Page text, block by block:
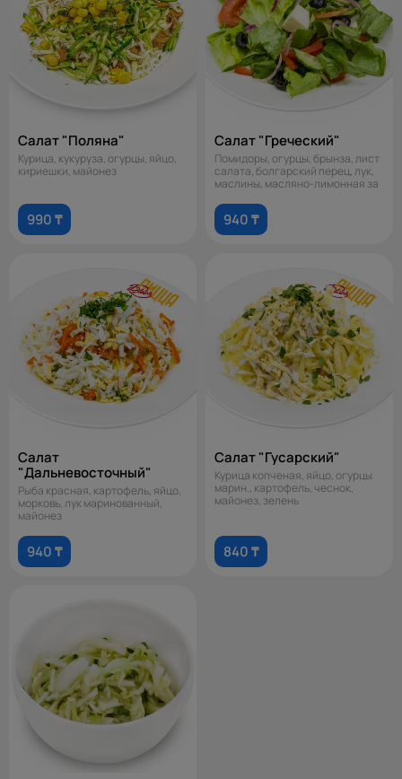
Салат "Поляна"
Курица, кукуруза, огурцы, яйцо,
кириешки, майонез
990 ₸
Салат "Греческий"
Помидоры, огурцы, брынза, лист
салата, болгарский перец, лук,
маслины, масляно-лимонная за
940 ₸
Салат
"Дальневосточный"
Рыба красная, картофель, яйцо,
морковь, лук маринованный,
майонез
940 ₸
Салат "Гусарский"
Курица копченая, яйцо, огурцы
марин., картофель, чеснок,
майонез, зелень
840 ₸